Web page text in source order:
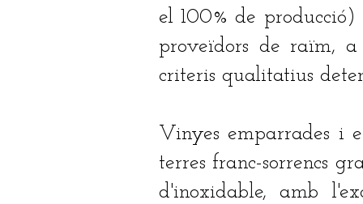
el 100% de
proveïdors de raïm,
criteris qualitatius
Vinyes emparrades i
terres franc-sorrencs
d'inoxidable, amb